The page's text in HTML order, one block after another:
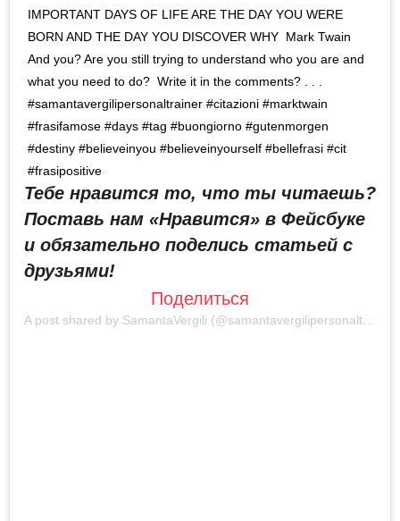
IMPORTANT DAYS OF LIFE ARE THE DAY YOU WERE
BORN AND THE DAY YOU DISCOVER WHY⁠ ⁠ Mark Twain⁠ ⁠
And you? Are you still trying to understand who you are and
what you need to do?⁠ ⁠ Write it in the comments?⁠ .⁠ .⁠ .⁠
#samantavergilipersonaltrainer #citazioni #marktwain
#frasifamose #days #tag #buongiorno #gutenmorgen
#destiny #believeinyou #believeinyourself #bellefrasi #cit
#frasipositive
Тебе нравится то, что ты читаешь?
Поставь нам «Нравится» в Фейсбуке
и обязательно поделись статьей с
друзьями!
Поделиться
A post shared by SamantaVergili (@samantavergilipersonaltrainer) on